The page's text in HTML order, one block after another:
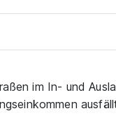
im In- und